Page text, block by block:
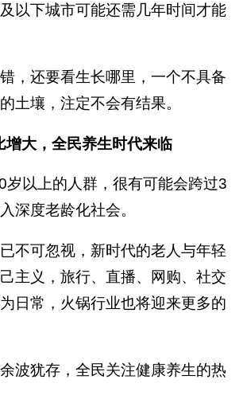
以下城市可能还需几年时间才能
，还要看生长哪里，一个不具备
土壤，注定不会有结果。
增大，全民养生时代来临
岁以上的人群，很有可能会跨过3
深度老龄化社会。
不可忽视，新时代的老人与年轻
主义，旅行、直播、网购、社交
日常，火锅行业也将迎来更多的
波犹存，全民关注健康养生的热